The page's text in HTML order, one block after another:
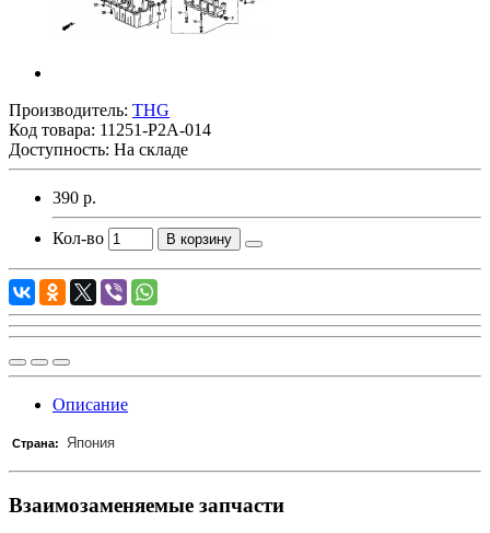
Производитель: THG
Код товара: 11251-P2A-014
Доступность: На складе
390 р.
Кол-во В корзину
Описание
Страна: Япония
Взаимозаменяемые запчасти